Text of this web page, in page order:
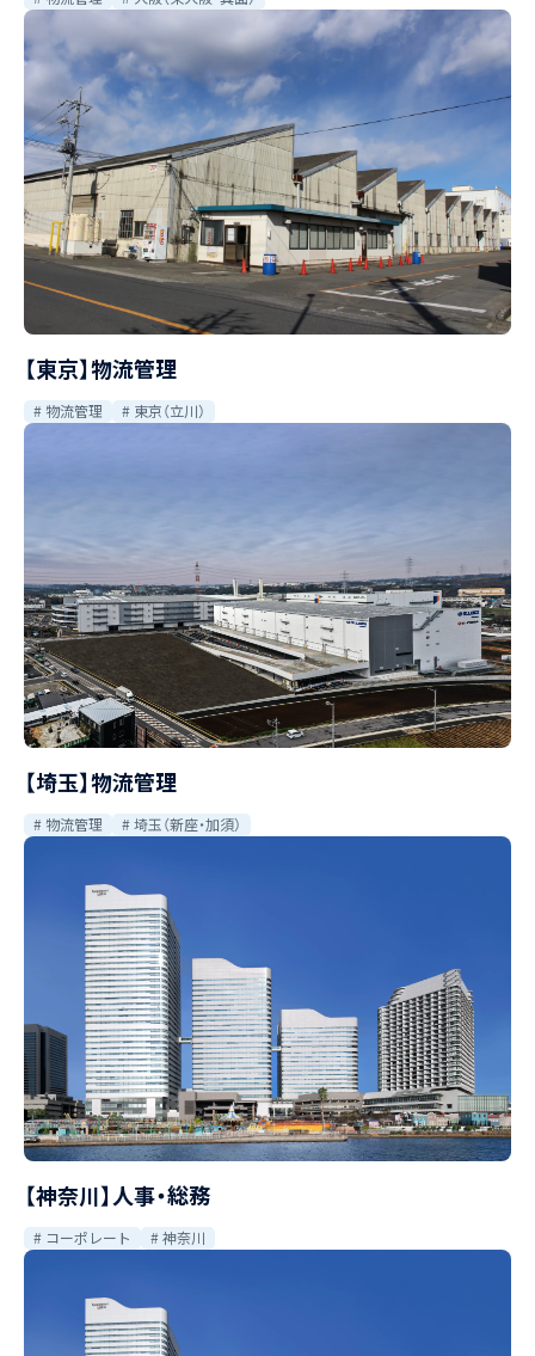
【東京】物流管理
物流管理 東京（立川）
【埼玉】物流管理
物流管理 埼玉（新座・加須）
【神奈川】人事・総務
コーポレート 神奈川